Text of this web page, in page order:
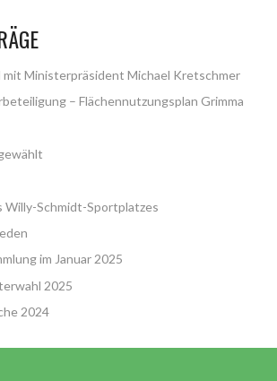
mit Ministerpräsident Michael Kretschmer
– Flächennutzungsplan Grimma
Willy-Schmidt-Sportplatzes
im Januar 2025
2025
2024